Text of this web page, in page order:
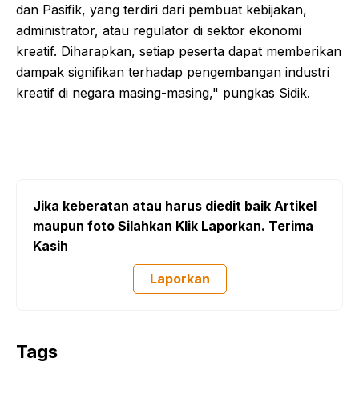
dan Pasifik, yang terdiri dari pembuat kebijakan,
administrator, atau regulator di sektor ekonomi
kreatif. Diharapkan, setiap peserta dapat memberikan
dampak signifikan terhadap pengembangan industri
kreatif di negara masing-masing," pungkas Sidik.
Jika keberatan atau harus diedit baik Artikel
maupun foto Silahkan Klik Laporkan. Terima
Kasih
Laporkan
Tags